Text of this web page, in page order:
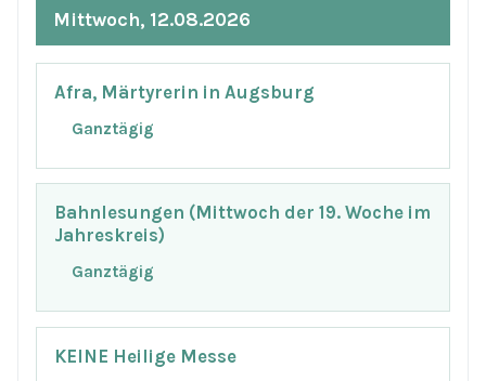
Mittwoch, 12.08.2026
Afra, Märtyrerin in Augsburg
Ganztägig
Bahnlesungen (Mittwoch der 19. Woche im
Jahreskreis)
Ganztägig
KEINE Heilige Messe